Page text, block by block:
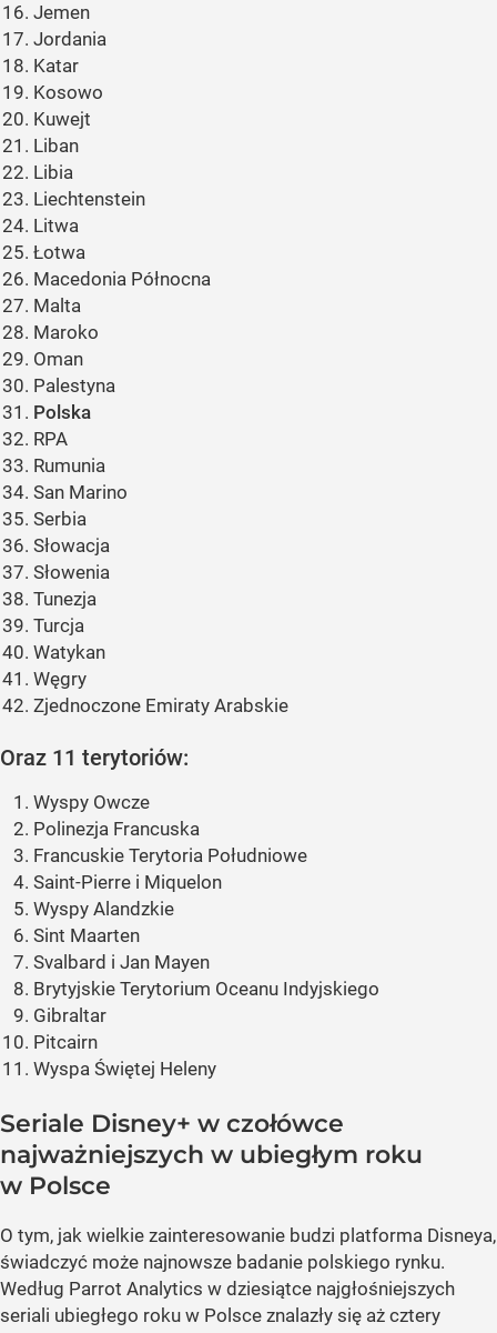
Jemen
Jordania
Katar
Kosowo
Kuwejt
Liban
Libia
Liechtenstein
Litwa
Łotwa
Macedonia Północna
Malta
Maroko
Oman
Palestyna
Polska
RPA
Rumunia
San Marino
Serbia
Słowacja
Słowenia
Tunezja
Turcja
Watykan
Węgry
Zjednoczone Emiraty Arabskie
Oraz 11 terytoriów:
Wyspy Owcze
Polinezja Francuska
Francuskie Terytoria Południowe
Saint-Pierre i Miquelon
Wyspy Alandzkie
Sint Maarten
Svalbard i Jan Mayen
Brytyjskie Terytorium Oceanu Indyjskiego
Gibraltar
Pitcairn
Wyspa Świętej Heleny
Seriale Disney+ w czołówce
najważniejszych w ubiegłym roku
w Polsce
O tym, jak wielkie zainteresowanie budzi platforma Disneya,
świadczyć może najnowsze badanie polskiego rynku.
Według Parrot Analytics w dziesiątce najgłośniejszych
seriali ubiegłego roku w Polsce znalazły się aż cztery